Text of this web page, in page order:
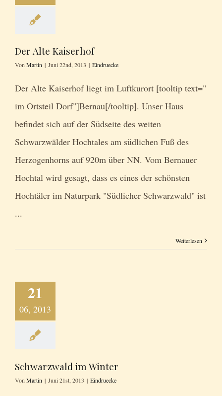
Der Alte Kaiserhof
Von Martin | Juni 22nd, 2013 | Eindruecke
Der Alte Kaiserhof liegt im Luftkurort [tooltip text="
im Ortsteil Dorf"]Bernau[/tooltip]. Unser Haus
befindet sich auf der Südseite des weiten
Schwarzwälder Hochtales am südlichen Fuß des
Herzogenhorns auf 920m über NN. Vom Bernauer
Hochtal wird gesagt, dass es eines der schönsten
Hochtäler im Naturpark "Südlicher Schwarzwald" ist
...
Weiterlesen
21
06, 2013
Schwarzwald im Winter
Von Martin | Juni 21st, 2013 | Eindruecke